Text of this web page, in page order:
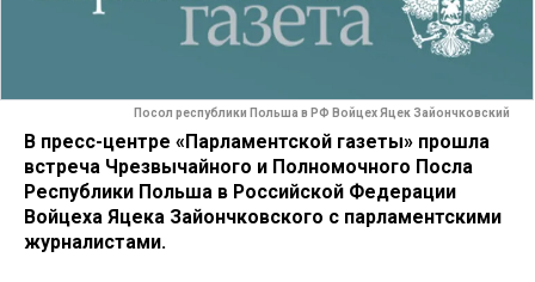
Посол республики Польша в РФ Войцех Яцек Зайончковский
В пресс-центре «Парламентской газеты» прошла
встреча Чрезвычайного и Полномочного Посла
Республики Польша в Российской Федерации
Войцеха Яцека Зайончковского с парламентскими
журналистами.